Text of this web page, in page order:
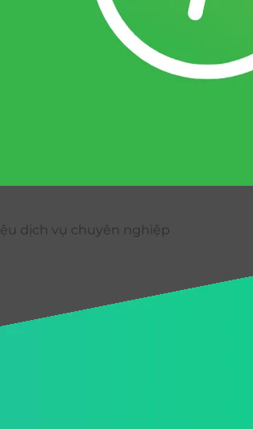
dịch vụ chuyên nghiệp